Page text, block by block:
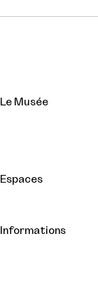
Le Musée
Espaces
Informations